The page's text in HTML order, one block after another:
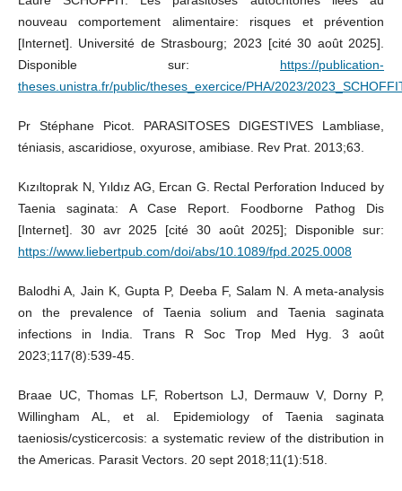
nouveau comportement alimentaire: risques et prévention
[Internet]. Université de Strasbourg; 2023 [cité 30 août 2025].
Disponible sur: https://publication-
theses.unistra.fr/public/theses_exercice/PHA/2023/
Pr Stéphane Picot. PARASITOSES DIGESTIVES Lambliase,
téniasis, ascaridiose, oxyurose, amibiase. Rev Prat. 2013;63.
Kızıltoprak N, Yıldız AG, Ercan G. Rectal Perforation Induced by
Taenia saginata: A Case Report. Foodborne Pathog Dis
[Internet]. 30 avr 2025 [cité 30 août 2025]; Disponible sur:
https://www.liebertpub.com/doi/abs/10.1089/fpd.2025.0008
Balodhi A, Jain K, Gupta P, Deeba F, Salam N. A meta-analysis
on the prevalence of Taenia solium and Taenia saginata
infections in India. Trans R Soc Trop Med Hyg. 3 août
2023;117(8):539‑45.
Braae UC, Thomas LF, Robertson LJ, Dermauw V, Dorny P,
Willingham AL, et al. Epidemiology of Taenia saginata
taeniosis/cysticercosis: a systematic review of the distribution in
the Americas. Parasit Vectors. 20 sept 2018;11(1):518.